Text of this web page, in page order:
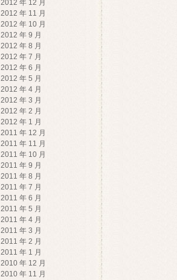
2012 年 12 月
2012 年 11 月
2012 年 10 月
2012 年 9 月
2012 年 8 月
2012 年 7 月
2012 年 6 月
2012 年 5 月
2012 年 4 月
2012 年 3 月
2012 年 2 月
2012 年 1 月
2011 年 12 月
2011 年 11 月
2011 年 10 月
2011 年 9 月
2011 年 8 月
2011 年 7 月
2011 年 6 月
2011 年 5 月
2011 年 4 月
2011 年 3 月
2011 年 2 月
2011 年 1 月
2010 年 12 月
2010 年 11 月